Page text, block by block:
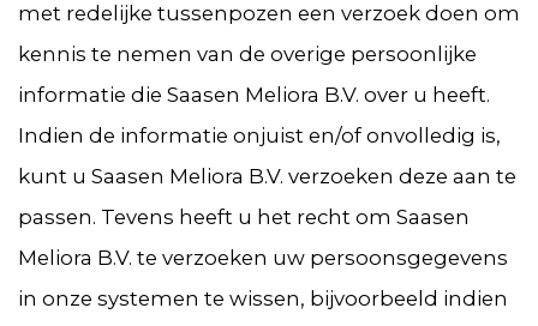
met redelijke tussenpozen een verzoek doen om
kennis te nemen van de overige persoonlijke
informatie die Saasen Meliora B.V. over u heeft.
Indien de informatie onjuist en/of onvolledig is,
kunt u Saasen Meliora B.V. verzoeken deze aan te
passen. Tevens heeft u het recht om Saasen
Meliora B.V. te verzoeken uw persoonsgegevens
in onze systemen te wissen, bijvoorbeeld indien